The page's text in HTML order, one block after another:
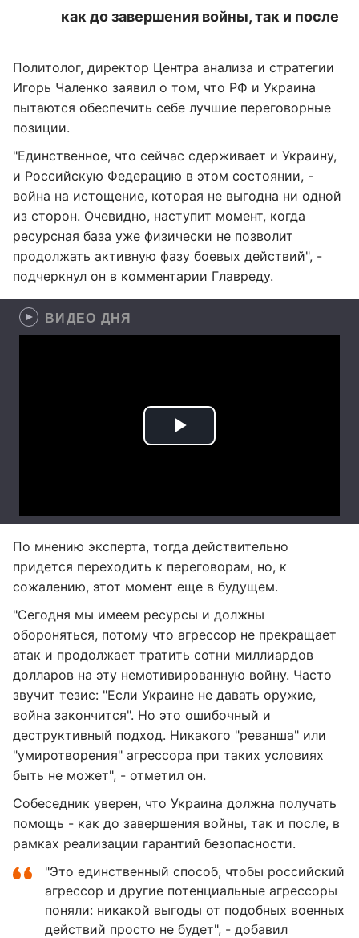
как до завершения войны, так и после
Политолог, директор Центра анализа и стратегии
Игорь Чаленко заявил о том, что РФ и Украина
пытаются обеспечить себе лучшие переговорные
позиции.
"Единственное, что сейчас сдерживает и Украину,
и Российскую Федерацию в этом состоянии, -
война на истощение, которая не выгодна ни одной
из сторон. Очевидно, наступит момент, когда
ресурсная база уже физически не позволит
продолжать активную фазу боевых действий", -
подчеркнул он в комментарии Главреду.
ВИДЕО ДНЯ
По мнению эксперта, тогда действительно
придется переходить к переговорам, но, к
сожалению, этот момент еще в будущем.
"Сегодня мы имеем ресурсы и должны
обороняться, потому что агрессор не прекращает
атак и продолжает тратить сотни миллиардов
долларов на эту немотивированную войну. Часто
звучит тезис: "Если Украине не давать оружие,
война закончится". Но это ошибочный и
деструктивный подход. Никакого "реванша" или
"умиротворения" агрессора при таких условиях
быть не может", - отметил он.
Собеседник уверен, что Украина должна получать
помощь - как до завершения войны, так и после, в
рамках реализации гарантий безопасности.
"Это единственный способ, чтобы российский
агрессор и другие потенциальные агрессоры
поняли: никакой выгоды от подобных военных
действий просто не будет", - добавил